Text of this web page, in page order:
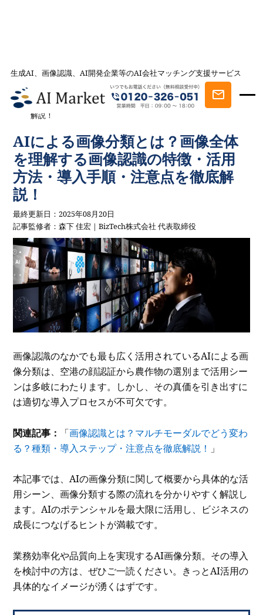
生成AI、画像認識、AI開発企業等のAI会社マッチング支援サービス
AI会社とのマッチングは AI Market
記事一覧
AI事例・AI活用法を探す
AIによる画像分類とは？画像全体
を理解する画像認識の特徴・活用方法・導入手順・注意点を徹底
解説！
AIによる画像分類とは？画像全体
を理解する画像認識の特徴・活用
方法・導入手順・注意点を徹底解
説！
最終更新日：2025年08月20日
記事監修者：森下 佳宏｜BizTech株式会社 代表取締役
画像認識のなかでも最も広く活用されているAIによる画
像分類は、空港の顔認証から農作物の選別まで活用シー
ンは多岐にわたります。しかし、その真価を引き出すに
は適切な導入プロセスが不可欠です。
関連記事： 「画像認識とは？マルチモーダルでどう変わ
る？種類・導入ステップ・注意点を徹底解説！ 」
本記事では、AIの画像分類に関して概要から具体的な活
用シーン、画像分類する際の流れを分かりやすく解説し
ます。AIのポテンシャルを最大限に活用し、ビジネスの
成長につなげるヒントが満載です。
業務効率化や品質向上を実現するAI画像分類。その導入
を検討中の方は、ぜひご一読ください。きっとAI活用の
具体的なイメージが湧くはずです。